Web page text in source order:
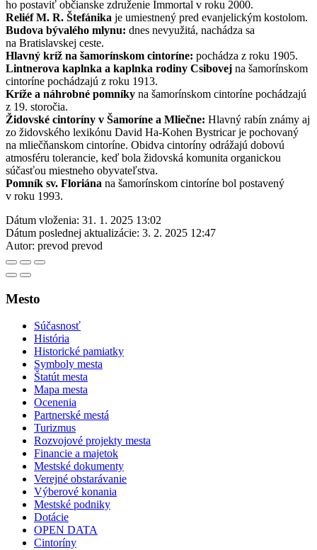
ho postaviť občianske združenie Immortal v roku 2000.
Reliéf M. R. Štefánika je umiestnený pred evanjelickým kostolom.
Budova bývalého mlynu: dnes nevyužitá, nachádza sa
na Bratislavskej ceste.
Hlavný kríž na šamorínskom cintoríne: pochádza z roku 1905.
Lintnerova kaplnka a kaplnka rodiny Csibovej na šamorínskom
cintoríne pochádzajú z roku 1913.
Kríže a náhrobné pomníky na šamorínskom cintoríne pochádzajú
z 19. storočia.
Židovské cintoríny v Šamoríne a Mliečne: Hlavný rabín známy aj
zo židovského lexikónu David Ha-Kohen Bystricar je pochovaný
na mliečňanskom cintoríne. Obidva cintoríny odrážajú dobovú
atmosféru tolerancie, keď bola židovská komunita organickou
súčasťou miestneho obyvateľstva.
Pomník sv. Floriána na šamorínskom cintoríne bol postavený
v roku 1993.
Dátum vloženia: 31. 1. 2025 13:02
Dátum poslednej aktualizácie: 3. 2. 2025 12:47
Autor: prevod prevod
Mesto
Súčasnosť
História
Historické pamiatky
Symboly mesta
Štatút mesta
Mapa mesta
Ocenenia
Partnerské mestá
Turizmus
Rozvojové projekty mesta
Financie a majetok
Mestské dokumenty
Verejné obstarávanie
Výberové konania
Mestské podniky
Dotácie
OPEN DATA
Cintoríny